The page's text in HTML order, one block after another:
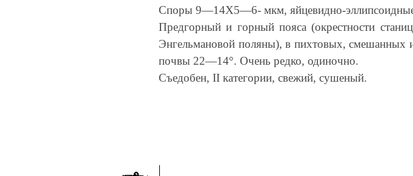
Споры 9—14X5—6- мкм, яйцевидно-
Предгорный и горный пояса (окрестности
Энгельмановой поляны), в пихтовых, смешанных
почвы 22—14°. Очень редко, одиночно.
Съедобен, II категории, свежий, сушеный.